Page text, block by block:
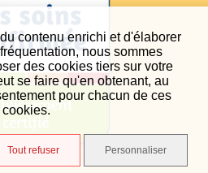
contenu enrichi et d'élaborer
nous sommes
des cookies tiers sur votre
se faire qu'en obtenant, au
pour chacun de ces
cookies.
Tout refuser Personnaliser